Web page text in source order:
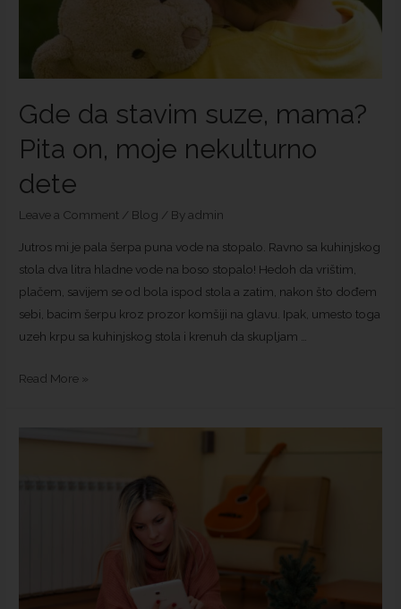
Gde da stavim suze, mama?
Pita on, moje nekulturno
dete
Leave a Comment / Blog / Byadmin
Jutros mi je pala šerpa puna vode na stopalo. Ravno sa kuhinjskog
stola dva litra hladne vode na boso stopalo! Hedoh da vrištim,
plačem, savijem se od bola ispod stola a zatim, nakon što dođem
sebi, bacim šerpu kroz prozor komšiji na glavu. Ipak, umesto toga
uzeh krpu sa kuhinjskog stola i krenuh da skupljam …
Read More »